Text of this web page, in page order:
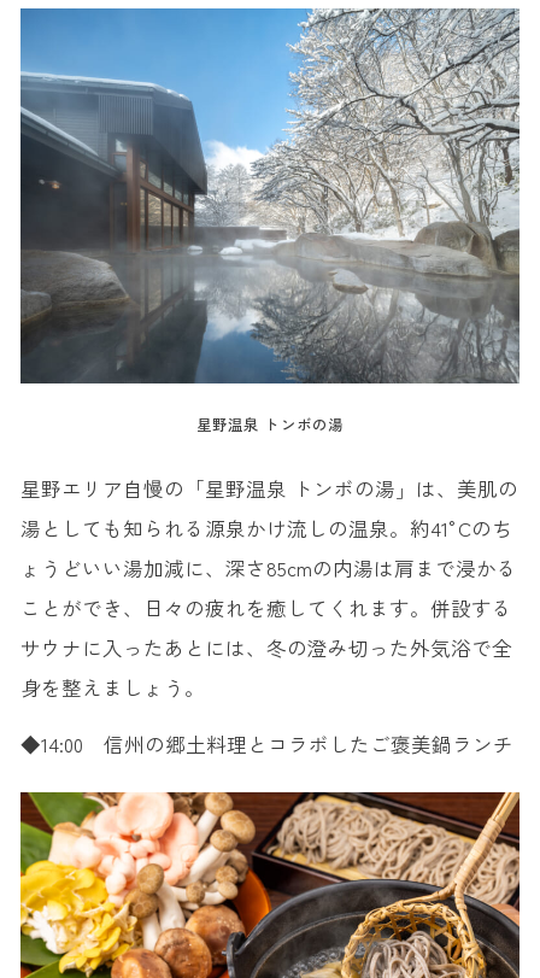
星野温泉 トンボの湯
星野エリア自慢の「星野温泉 トンボの湯」は、美肌の
湯としても知られる源泉かけ流しの温泉。約41°Cのち
ょうどいい湯加減に、深さ85cmの内湯は肩まで浸かる
ことができ、日々の疲れを癒してくれます。併設する
サウナに入ったあとには、冬の澄み切った外気浴で全
身を整えましょう。
◆14:00 信州の郷土料理とコラボしたご褒美鍋ランチ